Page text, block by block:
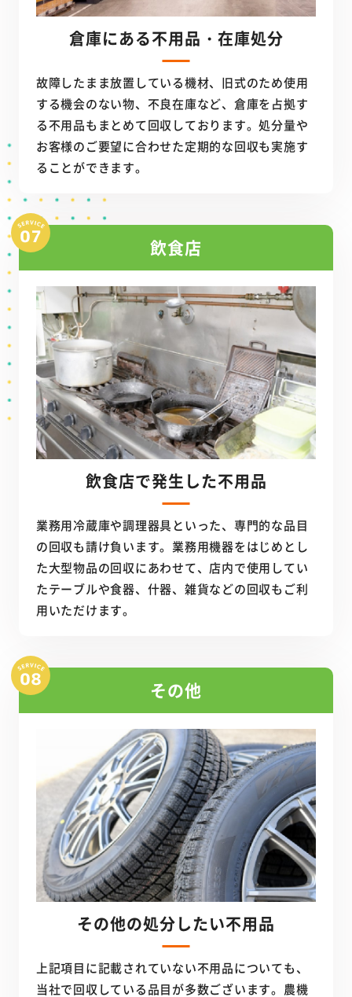
倉庫にある不用品・在庫処分
故障したまま放置している機材、旧式のため使用
する機会のない物、不良在庫など、倉庫を占拠す
る不用品もまとめて回収しております。処分量や
お客様のご要望に合わせた定期的な回収も実施す
ることができます。
飲食店
飲食店で発生した不用品
業務用冷蔵庫や調理器具といった、専門的な品目
の回収も請け負います。業務用機器をはじめとし
た大型物品の回収にあわせて、店内で使用してい
たテーブルや食器、什器、雑貨などの回収もご利
用いただけます。
その他
その他の処分したい不用品
上記項目に記載されていない不用品についても、
当社で回収している品目が多数ございます。農機